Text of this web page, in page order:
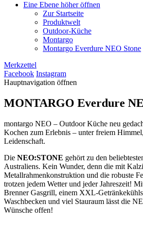
Eine Ebene höher öffnen
Zur Startseite
Produktwelt
Outdoor-Küche
Montargo
Montargo Everdure NEO Stone
Merkzettel
Facebook Instagram
Hauptnavigation öffnen
MONTARGO Everdure
montargo NEO – Outdoor Küche neu
Kochen zum Erlebnis – unter freiem
Leidenschaft.
Die NEO:STONE gehört zu den
Australiens. Kein Wunder, denn die mit
Metallrahmenkonstruktion und die robuste
trotzen jedem Wetter und jeder Jahreszeit!
Brenner Gasgrill, einem XXL-
Waschbecken und viel Stauraum lässt die
Wünsche offen!